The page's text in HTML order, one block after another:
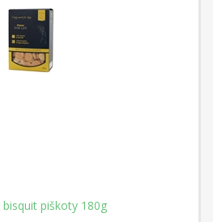
bisquit piškoty 180g